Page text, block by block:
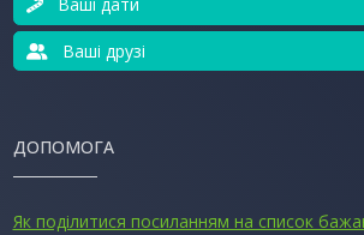
Ваші дати
Ваші друзі
ДОПОМОГА
Як поділитися посиланням на список